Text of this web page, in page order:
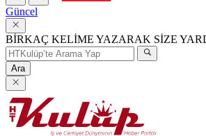
Güncel
BİRKAÇ KELİME YAZARAK SİZE
Ara